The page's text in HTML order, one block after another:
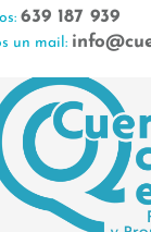
639 187 939
un mail: